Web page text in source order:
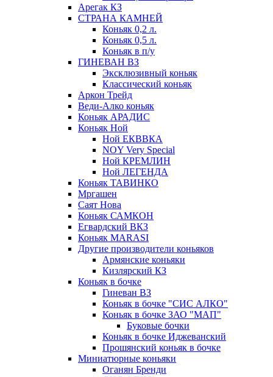
Арегак КЗ
СТРАНА КАМНЕЙ
Коньяк 0,2 л.
Коньяк 0,5 л.
Коньяк в п/у
ГИНЕВАН ВЗ
Эксклюзивный коньяк
Классический коньяк
Аркон Трейд
Веди-Алко коньяк
Коньяк АРАДИС
Коньяк Ной
Ной ЕКВВКА
NOY Very Special
Ной КРЕМЛИН
Ной ЛЕГЕНДА
Коньяк ТАВИНКО
Мргашен
Саят Нова
Коньяк САМКОН
Егвардский ВКЗ
Коньяк MARASI
Другие производители коньяков
Армянские коньяки
Кизлярский КЗ
Коньяк в бочке
Гиневан ВЗ
Коньяк в бочке "СИС АЛКО"
Коньяк в бочке ЗАО "МАП"
Буковые бочки
Коньяк в бочке Иджеванский
Прошянский коньяк в бочке
Миниатюрные коньяки
Оганян Бренди